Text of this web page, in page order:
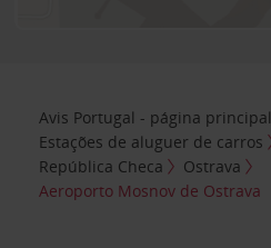
Avis Portugal - página principal
Estações de aluguer de carros
República Checa
Ostrava
Aeroporto Mosnov de Ostrava